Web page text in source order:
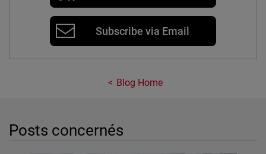
Subscribe via Email
Blog Home
Posts concernés